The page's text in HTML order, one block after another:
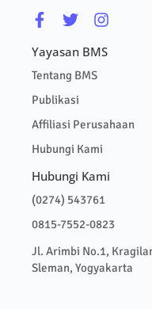
Yayasan BMS
Tentang BMS
Publikasi
Affiliasi Perusahaan
Hubungi Kami
Hubungi Kami
(0274) 543761
0815-7552-0823
Jl. Arimbi No.1,
Sleman, Yogyakarta